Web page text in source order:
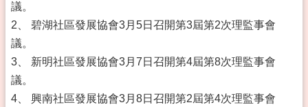
議。
2、 碧湖社區發展協會3月5日召開第3屆第2次理監事會
議。
3、 新明社區發展協會3月7日召開第4屆第8次理監事會
議。
4、 興南社區發展協會3月8日召開第2屆第4次理監事會